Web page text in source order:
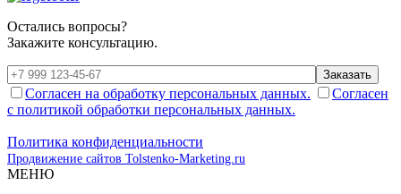
Остались вопросы?
Закажите консультацию.
Заказать
Согласен на обработку персональных данных.
Согласен
с политикой обработки персональных данных.
Политика конфиденциальности
Продвижение сайтов Tolstenko-Marketing.ru
МЕНЮ